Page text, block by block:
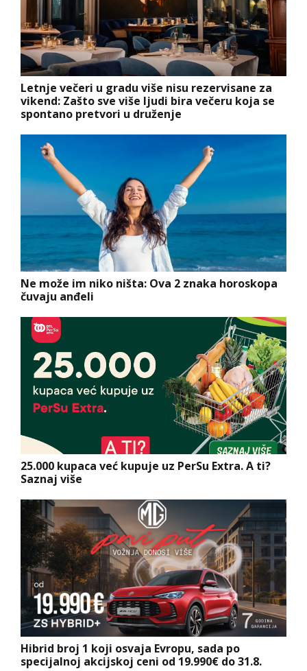
Letnje večeri u gradu više nisu rezervisane za
vikend: Zašto sve više ljudi bira večeru koja se
spontano pretvori u druženje
Ne može im niko ništa: Ova 2 znaka horoskopa
čuvaju anđeli
25.000 kupaca već kupuje uz PerSu Extra. A ti?
Saznaj više
Hibrid broj 1 koji osvaja Evropu, sada po
specijalnoj akcijskoj ceni od 19.990€ do 31.8.